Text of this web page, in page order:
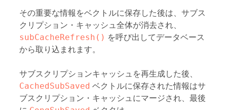
その重要な情報をベクトルに保存した後は、サブス
クリプション・キャッシュ全体が消去され、
subCacheRefresh() を呼び出してデータベース
から取り込まれます。
サブスクリプションキャッシュを再生成した後、
CachedSubSaved ベクトルに保存された情報はサ
ブスクリプション・キャッシュにマージされ、最後